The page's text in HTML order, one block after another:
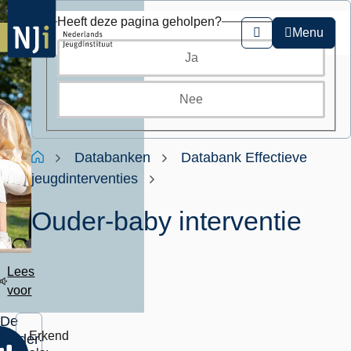
Overslaan
en
naar
de
inhoud
gaan
Zoeken
Menu
Kruimelpad
HomeDatabanken
Databank Effectieve
jeugdinterventies
Ouder-baby interventie
Lees
voor
De
Ouder-Erkend
Heeft deze pagina geholpen?
Ja
Nee